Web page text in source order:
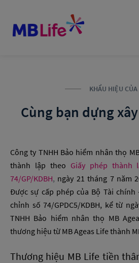
KHẨU HIỆU
Cùng bạn dựng
Công ty TNHH Bảo hiểm nhân thọ
thành lập theo Giấy phép thành
74/GP/KDBH, ngày 21 tháng 7 năm
Được sự cấp phép của Bộ Tài chính
chỉnh số 74/GPDC5/KDBH, kể từ
TNHH Bảo hiểm nhân thọ MB
thương hiệu từ MB Ageas Life thành
Thương hiệu MB Life tiền